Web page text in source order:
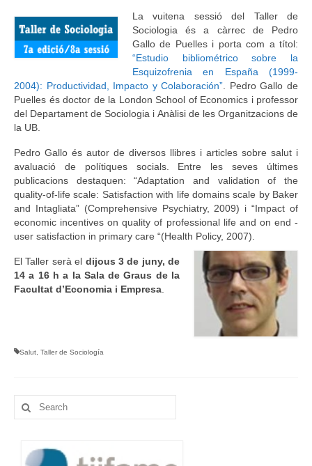
La vuitena sessió del Taller de
Sociologia és a càrrec de Pedro
Gallo de Puelles i porta com a títol:
“Estudio bibliométrico sobre la
Esquizofrenia en España (1999-
2004): Productividad, Impacto y Colaboración” . Pedro Gallo de
Puelles és doctor de la London School of Economics i professor
del Departament de Sociologia i Anàlisi de les Organitzacions de
la UB.
Pedro Gallo és autor de diversos llibres i articles sobre salut i
avaluació de polítiques socials. Entre les seves últimes
publicacions destaquen: “Adaptation and validation of the
quality-of-life scale: Satisfaction with life domains scale by Baker
and Intagliata” (Comprehensive Psychiatry, 2009) i “Impact of
economic incentives on quality of professional life and on end -
user satisfaction in primary care “(Health Policy, 2007).
El Taller serà el dijous 3 de juny, de
14 a 16 h a la Sala de Graus de la
Facultat d’Economia i Empresa
Salut Taller de Sociología
Search
for: